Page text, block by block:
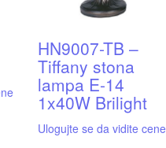
HN9007-TB –
Tiffany stona
lampa E-14
1x40W Brilight
Ulogujte se da vidite cene